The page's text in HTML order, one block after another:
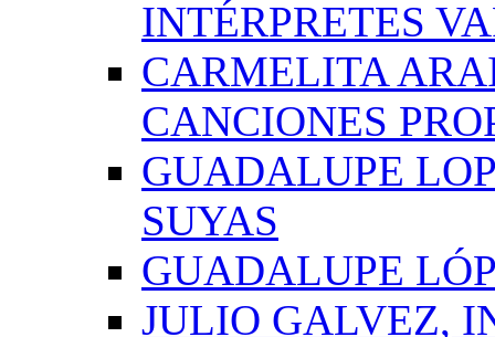
INTÉRPRETES
CARMELITA
CANCIONES
GUADALUPE
SUYAS
GUADALUPE
JULIO GALVEZ,